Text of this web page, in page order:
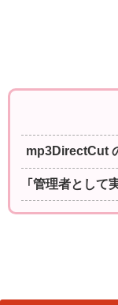
mp3DirectCut
「管理者として